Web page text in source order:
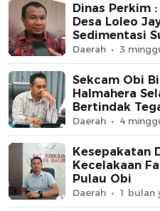
Dinas Perkim
Desa Loleo
Sedimentasi
Daerah 3
Sekcam Obi
Halmahera
Bertindak
Daerah 4
Kesepakatan
Kecelakaan
Pulau Obi
Daerah 1 bulan